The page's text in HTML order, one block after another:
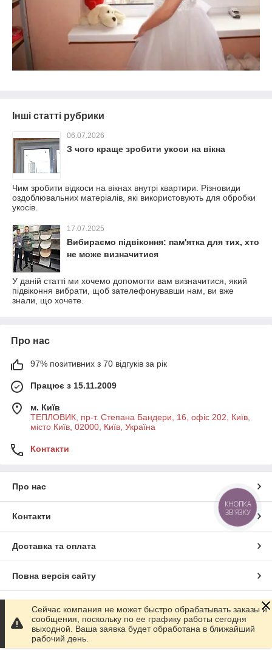
Інші статті рубрики
06.07.2026
З чого краще зробити укоси на вікна
Чим зробити відкоси на вікнах внутрі квартири. Різновиди
оздоблювальних матеріалів, які використовують для обробки
укосів.
17.07.2025
Вибираємо підвіконня: пам'ятка для тих, хто
не може визначитися
У даній статті ми хочемо допомогти вам визначитися, який
підвіконня вибрати, щоб зателефонувавши нам, ви вже
знали, що хочете.
Про нас
97% позитивних з 70 відгуків за рік
Працює з 15.11.2009
м. Київ
ТЕПЛОВИК, пр-т. Степана Бандери, 16, офіс 202, Київ,
місто Київ, 02000, Київ, Україна
Контакти
Про нас
Контакти
Доставка та оплата
Повна версія сайту
Сайт створено на маркетплейсі Prom.ua
Політика конфіденційності
Сейчас компания не может быстро обрабатывать заказы и
сообщения, поскольку по ее графику работы сегодня
выходной. Ваша заявка будет обработана в ближайший
рабочий день.
КНОПКА
ЗВ'ЯЗКУ